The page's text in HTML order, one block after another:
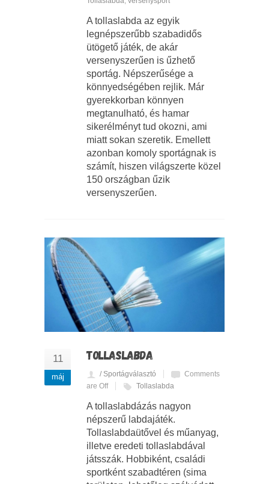
A tollaslabda az egyik
legnépszerűbb szabadidős
ütögető játék, de akár
versenyszerűen is űzhető
sportág. Népszerűsége a
könnyedségében rejlik. Már
gyerekkorban könnyen
megtanulható, és hamar
sikerélményt tud okozni, ami
miatt sokan szeretik. Emellett
azonban komoly sportágnak is
számít, hiszen világszerte közel
150 országban űzik
versenyszerűen.
11
máj
TOLLASLABDA
/ Sportágválasztó
Comments
are Off
Tollaslabda
A tollaslabdázás nagyon
népszerű labdajáték.
Tollaslabdaütővel és műanyag,
illetve eredeti tollaslabdával
játsszák. Hobbiként, családi
sportként szabadtéren (sima